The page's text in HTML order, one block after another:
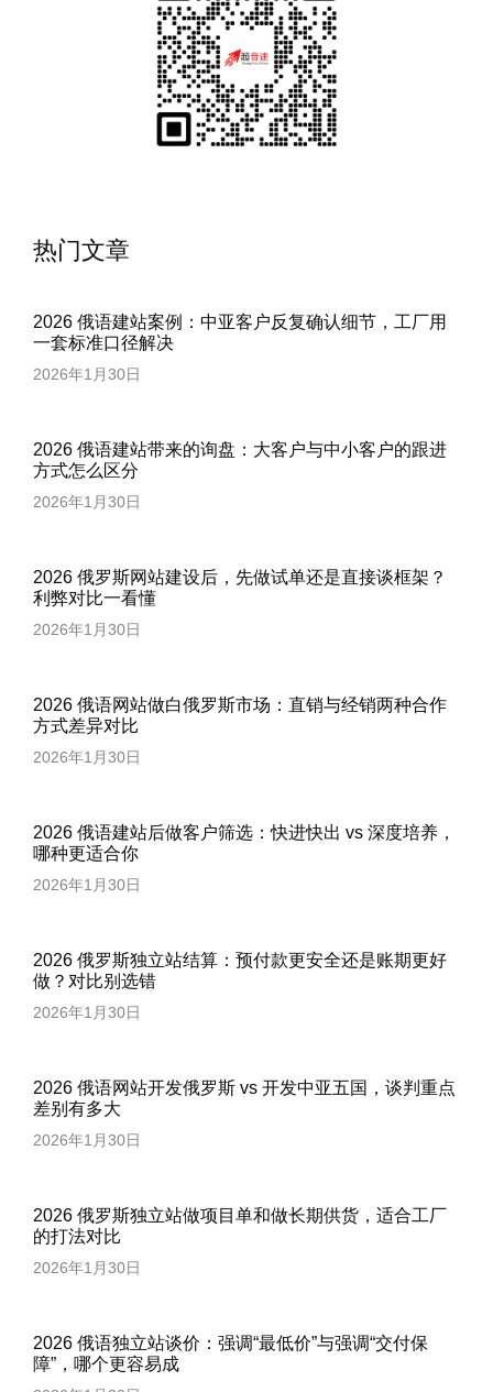
热门文章
2026 俄语建站案例：中亚客户反复确认细节，工厂用
一套标准口径解决
2026年1月30日
2026 俄语建站带来的询盘：大客户与中小客户的跟进
方式怎么区分
2026年1月30日
2026 俄罗斯网站建设后，先做试单还是直接谈框架？
利弊对比一看懂
2026年1月30日
2026 俄语网站做白俄罗斯市场：直销与经销两种合作
方式差异对比
2026年1月30日
2026 俄语建站后做客户筛选：快进快出 vs 深度培养，
哪种更适合你
2026年1月30日
2026 俄罗斯独立站结算：预付款更安全还是账期更好
做？对比别选错
2026年1月30日
2026 俄语网站开发俄罗斯 vs 开发中亚五国，谈判重点
差别有多大
2026年1月30日
2026 俄罗斯独立站做项目单和做长期供货，适合工厂
的打法对比
2026年1月30日
2026 俄语独立站谈价：强调“最低价”与强调“交付保
障”，哪个更容易成